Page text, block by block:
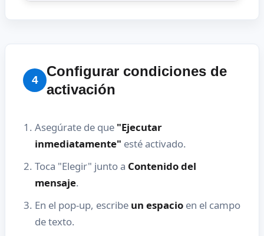
4
Configurar condiciones de
activación
Asegúrate de que "Ejecutar
inmediatamente" esté activado.
Toca "Elegir" junto a Contenido del
mensaje.
En el pop-up, escribe un espacio en el campo
de texto.